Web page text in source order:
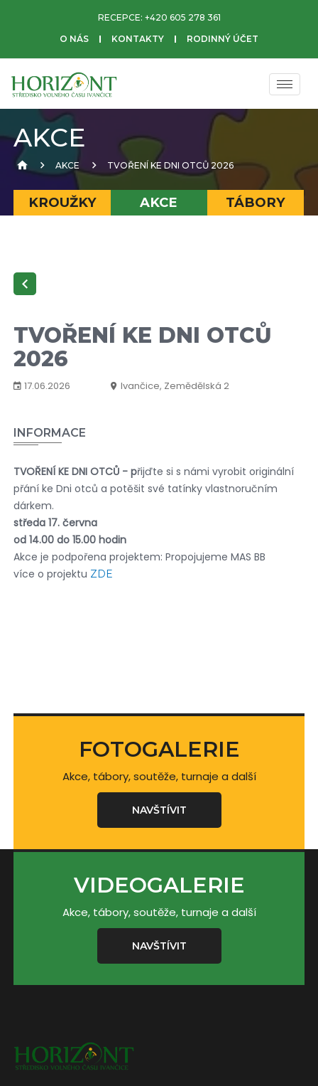
RECEPCE: +420 605 278 361
O NÁS
KONTAKTY RODINNÝ ÚČET
AKCE
AKCE TVOŘENÍ KE DNI OTCŮ 2026
KROUŽKY AKCE TÁBORY
TVOŘENÍ KE DNI OTCŮ
2026
17.06.2026 Ivančice, Zemědělská 2
INFORMACE
TVOŘENÍ KE DNI OTCŮ - přijďte si s námi vyrobit originální
přání ke Dni otců a potěšit své tatínky vlastnoručním
dárkem.
středa 17. června
od 14.00 do 15.00 hodin
Akce je podpořena projektem: Propojujeme MAS BB
více o projektu ZDE
FOTOGALERIE
Akce, tábory, soutěže, turnaje a další
NAVŠTÍVIT
VIDEOGALERIE
Akce, tábory, soutěže, turnaje a další
NAVŠTÍVIT